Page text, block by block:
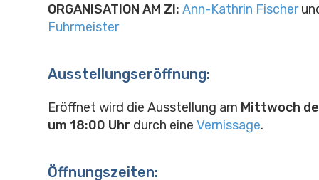
ORGANISATION AM ZI: Ann-Kathrin Fischer
Fuhrmeister
Ausstellungseröffnung:
Eröffnet wird die Ausstellung am Mittwoch
um 18:00 Uhr durch eine Vernissage.
Öffnungszeiten: